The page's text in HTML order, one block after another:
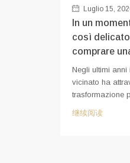
Luglio 15,
In un
così
comprare
Negli ultimi
vicinato ha
trasformazione
继续阅读